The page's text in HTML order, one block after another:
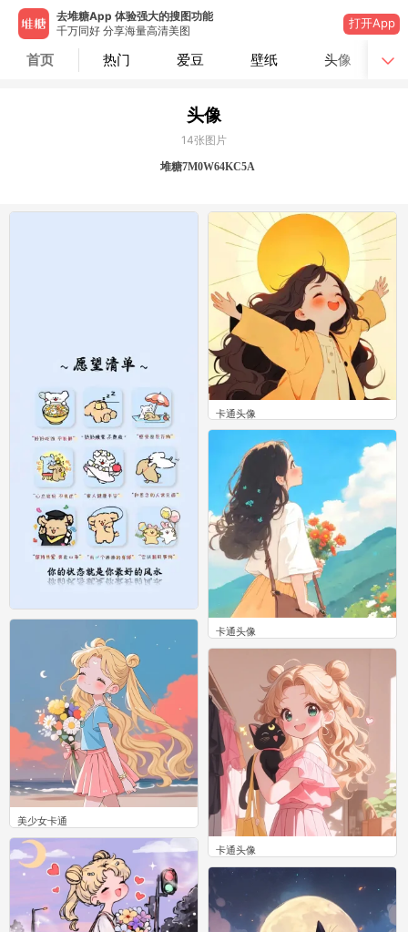
去堆糖App 体验强大的搜图功能
千万同好 分享海量高清美图
打开App
首页 热门 爱豆 壁纸 头像
头像
14张图片
堆糖7M0W64KC5A
卡通头像
0
卡通头像
0
美少女卡通
0
卡通头像
0